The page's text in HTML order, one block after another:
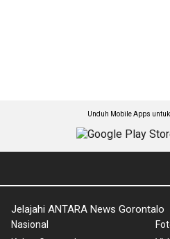
Unduh Mobile Apps
Jelajahi ANTARA News Gorontalo
Nasional